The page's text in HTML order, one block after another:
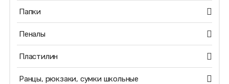
Папки
Пеналы
Пластилин
Ранцы, рюкзаки, сумки школьные